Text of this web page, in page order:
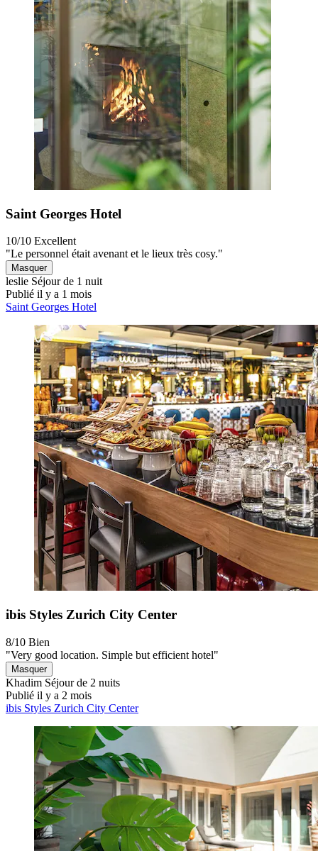
Saint Georges Hotel
10/10 Excellent
"Le personnel était avenant et le lieux très cosy."
Masquer
leslie Séjour de 1 nuit
Publié il y a 1 mois
Saint Georges Hotel
ibis Styles Zurich City Center
8/10 Bien
"Very good location. Simple but efficient hotel"
Masquer
Khadim Séjour de 2 nuits
Publié il y a 2 mois
ibis Styles Zurich City Center